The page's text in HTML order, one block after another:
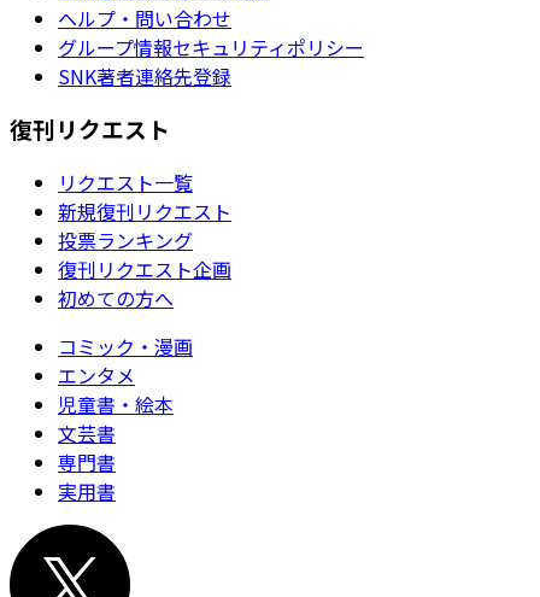
ヘルプ・問い合わせ
グループ情報セキュリティポリシー
SNK著者連絡先登録
復刊リクエスト
リクエスト一覧
新規復刊リクエスト
投票ランキング
復刊リクエスト企画
初めての方へ
コミック・漫画
エンタメ
児童書・絵本
文芸書
専門書
実用書